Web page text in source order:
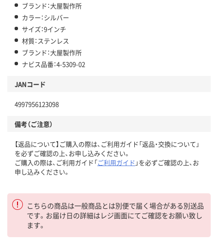
ブランド：大屋製作所
カラー：シルバー
サイズ：9インチ
材質：ステンレス
ブランド：大屋製作所
ナビス品番：4-5309-02
JANコード
4997956123098
備考（ご注意）
【返品について】ご購入の際は、ご利用ガイド「返品・交換について」
を必ずご確認の上、お申し込みください。
ご購入の際は、ご利用ガイド「ご利用ガイド 」を必ずご確認の上、お
申し込みください。
こちらの商品は一般商品とは別便で届く場合がある別送品
です。お届け日の詳細はレジ画面にてご確認をお願い致し
ます。